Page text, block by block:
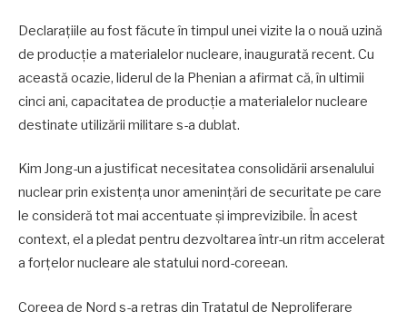
Declarațiile au fost făcute în timpul unei vizite la o nouă uzină
de producție a materialelor nucleare, inaugurată recent. Cu
această ocazie, liderul de la Phenian a afirmat că, în ultimii
cinci ani, capacitatea de producție a materialelor nucleare
destinate utilizării militare s-a dublat.
Kim Jong-un a justificat necesitatea consolidării arsenalului
nuclear prin existența unor amenințări de securitate pe care
le consideră tot mai accentuate și imprevizibile. În acest
context, el a pledat pentru dezvoltarea într-un ritm accelerat
a forțelor nucleare ale statului nord-coreean.
Coreea de Nord s-a retras din Tratatul de Neproliferare